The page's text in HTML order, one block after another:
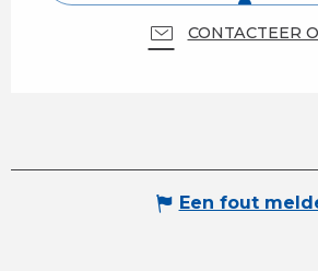
CONTACTEER
Een fout